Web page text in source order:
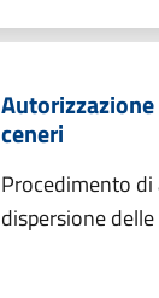
ceneri
Procedimento
dispersione